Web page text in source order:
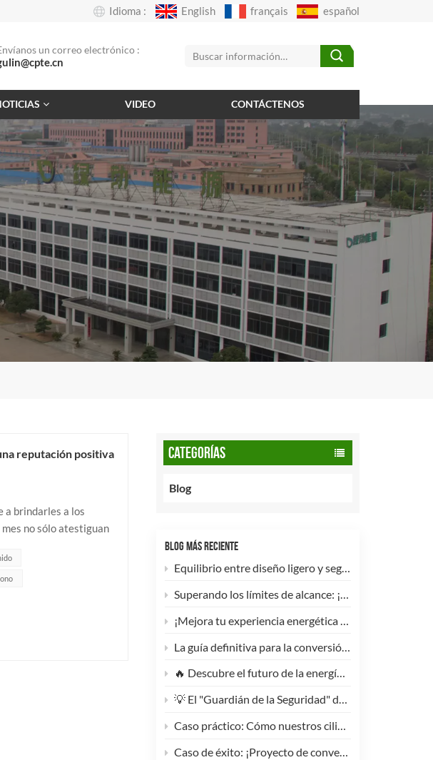
Idioma : English français español
un correo electrónico :
VIDEO CONTÁCTENOS
CATEGORÍAS
Blog
BLOG MÁS RECIENTE
Equilibrio entre diseño ligero y seguridad: cómo los cilindros de GNC tipo 2 de 90 litros potencian las flotas comerciales.
Superando los límites de alcance: ¡Los cilindros de hidrógeno para UAV tipo 4 ya están disponibles para personalización de alta eficiencia!
¡Mejora tu experiencia energética con nuestra bombona de GLP compuesta de 5 kg! 🚀✨
La guía definitiva para la conversión de camiones pesados ​​a GNC: Por qué este cilindro de GNC tipo 1 de 200 litros supone un cambio radical para la reducción de costes de la flota.
🔥 Descubre el futuro de la energía: ¡Conoce la elegante y ultraligera bombona de GLP compuesta de 10 kg!
💡 El "Guardián de la Seguridad" del Gas Industrial y la Supresión de Incendios: Un Análisis en Profundidad de los Cilindros de Gas sin Costura de Acero de Alto Rendimiento
Caso práctico: Cómo nuestros cilindros compuestos de GLP redefinen la seguridad y la imagen de marca para clientes globales.
Caso de éxito: ¡Proyecto de conversión a GNC de un generador de 100 kVA completado con éxito! 🚀
reputación positiva
a brindarles a los
no sólo atestiguan